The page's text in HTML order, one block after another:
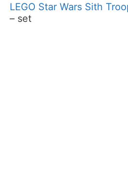
LEGO Star Wars Sith
– set